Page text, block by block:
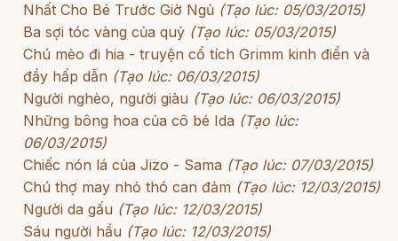
Nhất Cho Bé Trước Giờ Ngủ (Tạo lúc: 05/03/2015)
Ba sợi tóc vàng của quỷ (Tạo lúc: 05/03/2015)
Chú mèo đi hia - truyện cổ tích Grimm kinh điển và
đầy hấp dẫn (Tạo lúc: 06/03/2015)
Người nghèo, người giàu (Tạo lúc: 06/03/2015)
Những bông hoa của cô bé Ida (Tạo lúc:
06/03/2015)
Chiếc nón lá của Jizo - Sama (Tạo lúc: 07/03/2015)
Chú thợ may nhỏ thó can đảm (Tạo lúc: 12/03/2015)
Người da gấu (Tạo lúc: 12/03/2015)
Sáu người hầu (Tạo lúc: 12/03/2015)